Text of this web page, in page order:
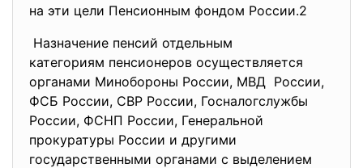
на эти цели Пенсионным фондом России.2
Назначение пенсий отдельным
категориям пенсионеров осуществляется
органами Минобороны России, МВД России,
ФСБ России, СВР России, Госналогслужбы
России, ФСНП России, Генеральной
прокуратуры России и другими
государственными органами с выделением